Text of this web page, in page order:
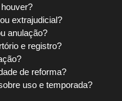
extrajudicial?
anulação?
e registro?
de reforma?
uso e temporada?